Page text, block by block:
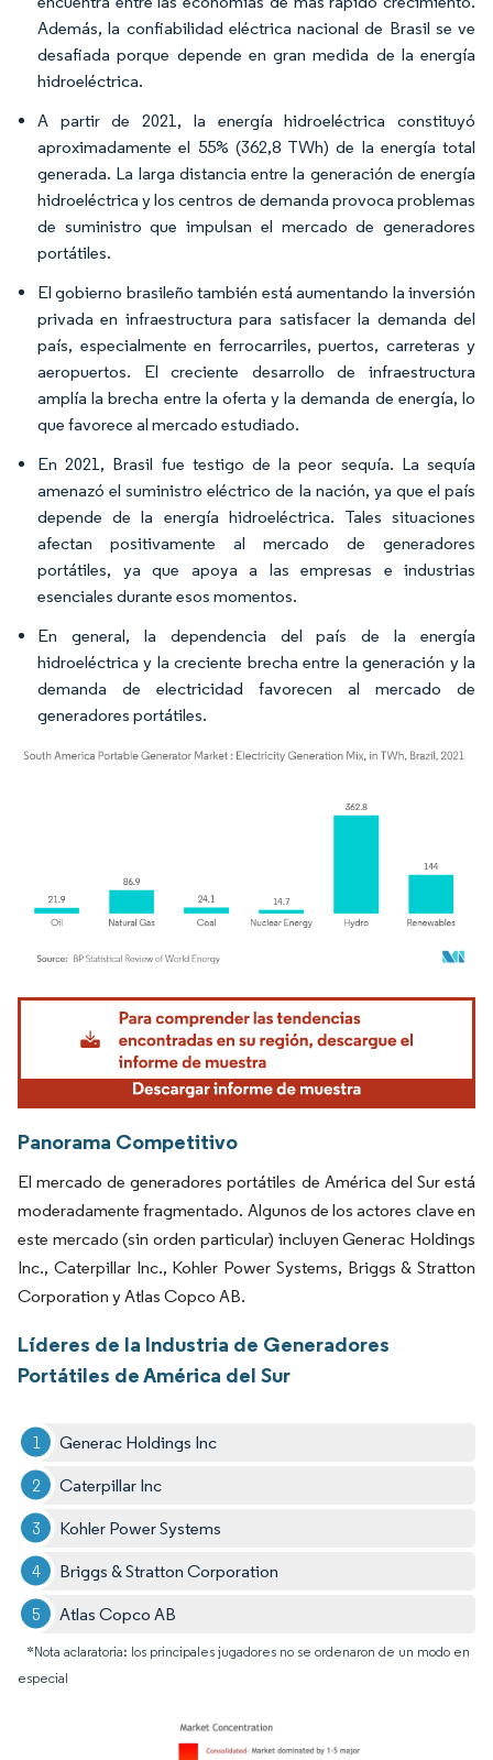
Además, la confiabilidad eléctrica nacional de Brasil se ve
desafiada porque depende en gran medida de la energía
hidroeléctrica.
A partir de 2021, la energía hidroeléctrica constituyó
aproximadamente el 55% (362,8 TWh) de la energía total
generada. La larga distancia entre la generación de energía
hidroeléctrica y los centros de demanda provoca problemas
de suministro que impulsan el mercado de generadores
portátiles.
El gobierno brasileño también está aumentando la inversión
privada en infraestructura para satisfacer la demanda del
país, especialmente en ferrocarriles, puertos, carreteras y
aeropuertos. El creciente desarrollo de infraestructura
amplía la brecha entre la oferta y la demanda de energía, lo
que favorece al mercado estudiado.
En 2021, Brasil fue testigo de la peor sequía. La sequía
amenazó el suministro eléctrico de la nación, ya que el país
depende de la energía hidroeléctrica. Tales situaciones
afectan positivamente al mercado de generadores
portátiles, ya que apoya a las empresas e industrias
esenciales durante esos momentos.
En general, la dependencia del país de la energía
hidroeléctrica y la creciente brecha entre la generación y la
demanda de electricidad favorecen al mercado de
generadores portátiles.
Imagen © Mordor Intelligence. El uso requiere atribución según CC BY 4.0.
Panorama Competitivo
El mercado de generadores portátiles de América del Sur está
moderadamente fragmentado. Algunos de los actores clave en
este mercado (sin orden particular) incluyen Generac Holdings
Inc., Caterpillar Inc., Kohler Power Systems, Briggs & Stratton
Corporation y Atlas Copco AB.
Líderes de la Industria de Generadores
Portátiles de América del Sur
Generac Holdings Inc
Caterpillar Inc
Kohler Power Systems
Briggs & Stratton Corporation
Atlas Copco AB
*Nota aclaratoria: los principales jugadores no se ordenaron de un modo en
especial